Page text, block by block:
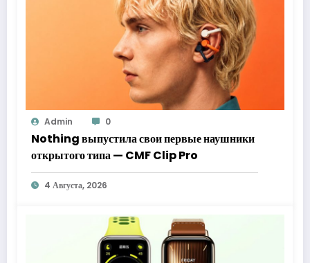
Admin 0
Nothing выпустила свои первые наушники
открытого типа — CMF Clip Pro
4 Августа, 2026